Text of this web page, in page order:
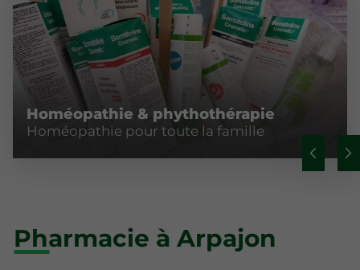
Homéopathie & phythothérapie
Homéopathie pour toute la famille
Pharmacie à Arpajon